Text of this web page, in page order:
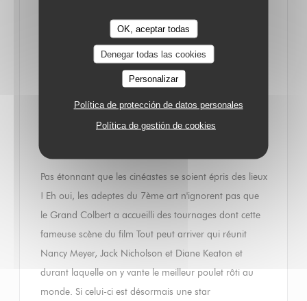
OK, aceptar todas
Denegar todas las cookies
Personalizar
Política de protección de datos personales
Política de gestión de cookies
colonnes et pilastres sculptés et de plantes luxuriantes
qui nous rappellent la présence des jardins du Palais-
Royal, on admire ce cadre où se rencontrent la
somptuosité de l'Art Nouveau et la splendeur du
monde antique. On s'installe sur l'une des
confortables banquettes de cuir noir et on s'imprègne
Pas étonnant que les cinéastes se soient épris des lieux
! Eh oui, les adeptes du 7ème art n'ignorent pas que
le Grand Colbert a accueilli des tournages dont cette
fameuse scène du film Tout peut arriver qui réunit
Nancy Meyer, Jack Nicholson et Diane Keaton et
durant laquelle on y vante le meilleur poulet rôti au
monde. Si celui-ci est désormais une star